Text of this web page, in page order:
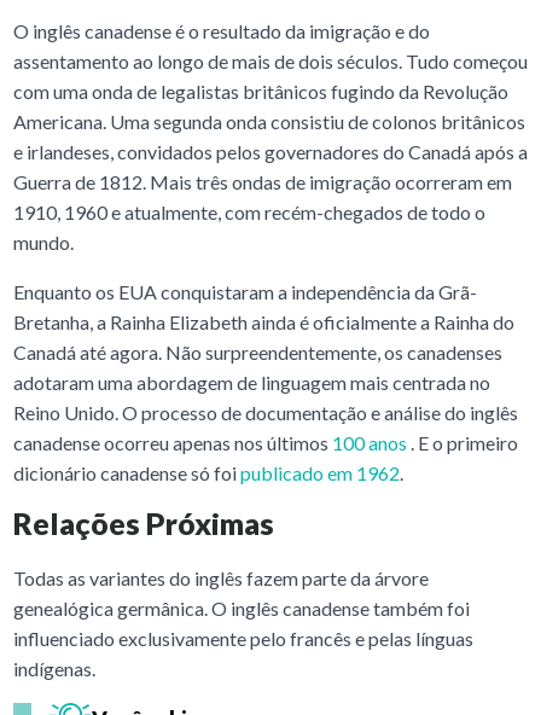
O inglês canadense é o resultado da imigração e do
assentamento ao longo de mais de dois séculos. Tudo começou
com uma onda de legalistas britânicos fugindo da Revolução
Americana. Uma segunda onda consistiu de colonos britânicos
e irlandeses, convidados pelos governadores do Canadá após a
Guerra de 1812. Mais três ondas de imigração ocorreram em
1910, 1960 e atualmente, com recém-chegados de todo o
mundo.
Enquanto os EUA conquistaram a independência da Grã-
Bretanha, a Rainha Elizabeth ainda é oficialmente a Rainha do
Canadá até agora. Não surpreendentemente, os canadenses
adotaram uma abordagem de linguagem mais centrada no
Reino Unido. O processo de documentação e análise do inglês
canadense ocorreu apenas nos últimos 100 anos . E o primeiro
dicionário canadense só foipublicado em 1962.
Relações Próximas
Todas as variantes do inglês fazem parte da árvore
genealógica germânica. O inglês canadense também foi
influenciado exclusivamente pelo francês e pelas línguas
indígenas.